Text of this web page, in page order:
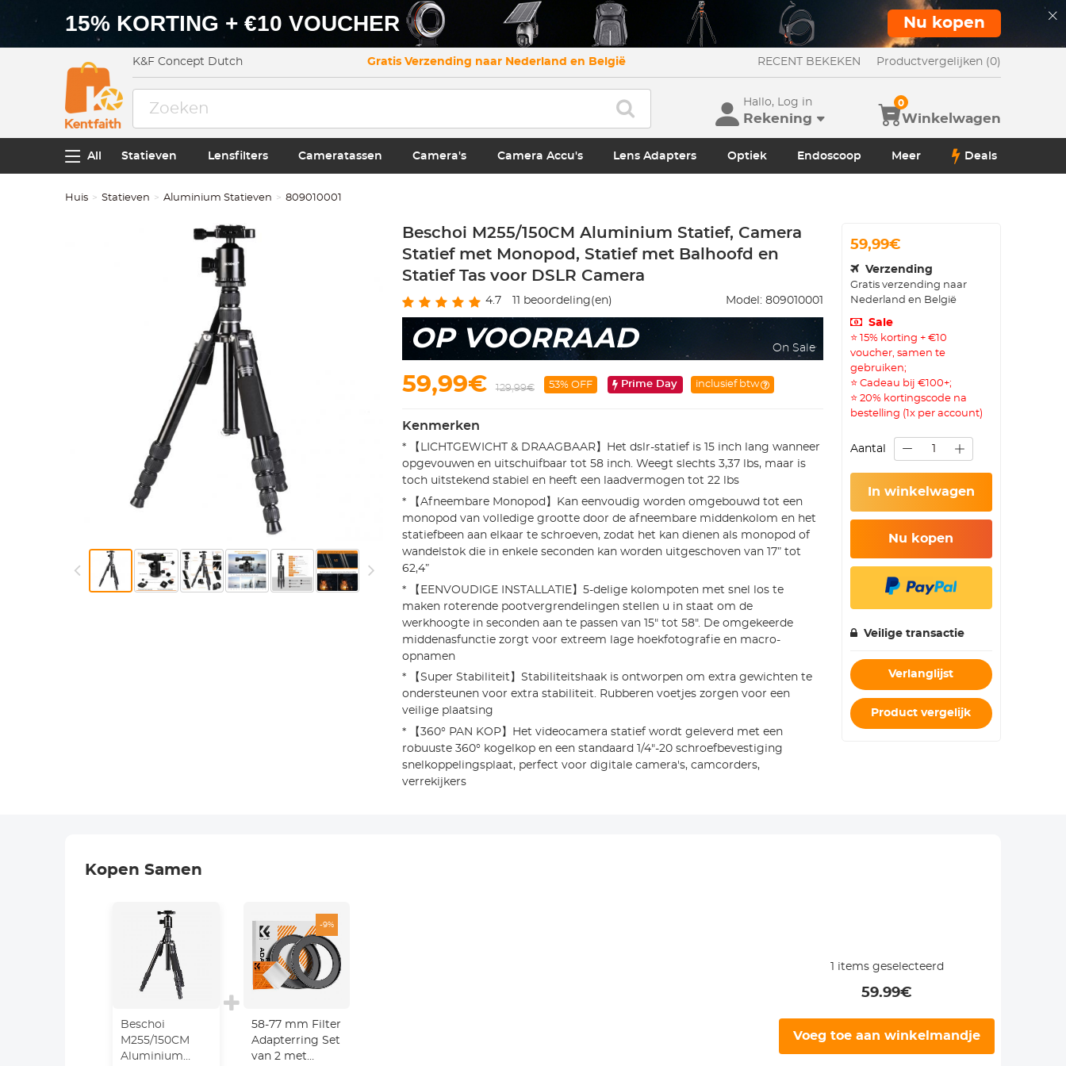
15% KORTING + €10 VOUCHER Nu kopen
K&F Concept Dutch Gratis Verzending naar Nederland en België RECENT BEKEKEN Productvergelijken (0)
Hallo, Log in
Rekening Winkelwagen
0
All Statieven Lensfilters Cameratassen Camera's Camera Accu's Lens Adapters Optiek Endoscoop Meer Deals
Huis Statieven Aluminium Statieven 809010001
Beschoi M255/150CM Aluminium Statief, Camera
Statief met Monopod, Statief met Balhoofd en
Statief Tas voor DSLR Camera
4.7 beoordeling(en) Model: 809010001
OP VOORRAAD On Sale
59,99€ 129,99€ 53% OFF Prime Day inclusief btw
Kenmerken
* 【LICHTGEWICHT & DRAAGBAAR】Het dslr-statief is 15 inch lang wanneer
opgevouwen en uitschuifbaar tot 58 inch. Weegt slechts 3,37 lbs, maar is
toch uitstekend stabiel en heeft een laadvermogen tot 22 lbs
* 【Afneembare Monopod】Kan eenvoudig worden omgebouwd tot een
monopod van volledige grootte door de afneembare middenkolom en het
statiefbeen aan elkaar te schroeven, zodat het kan dienen als monopod of
wandelstok die in enkele seconden kan worden uitgeschoven van 17” tot
62,4”
* 【EENVOUDIGE INSTALLATIE】5-delige kolompoten met snel los te
maken roterende pootvergrendelingen stellen u in staat om de
werkhoogte in seconden aan te passen van 15" tot 58". De omgekeerde
middenasfunctie zorgt voor extreem lage hoekfotografie en macro-
opnamen
* 【Super Stabiliteit】Stabiliteitshaak is ontworpen om extra gewichten te
ondersteunen voor extra stabiliteit. Rubberen voetjes zorgen voor een
veilige plaatsing
* 【360° PAN KOP】Het videocamera statief wordt geleverd met een
robuuste 360° kogelkop en een standaard 1/4"-20 schroefbevestiging
snelkoppelingsplaat, perfect voor digitale camera's, camcorders,
verrekijkers
59,99€
Verzending
Gratis verzending naar
Nederland en België
Sale
⭐ 15% korting + €10
voucher, samen te
gebruiken;
⭐ Cadeau bij €100+;
⭐ 20% kortingscode na
bestelling (1x per account)
Aantal
In winkelwagen
Nu kopen
Veilige transactie
Verlanglijst
Product vergelijk
Kopen Samen
Beschoi
M255/150CM
Aluminium
-9%
58-77 mm Filter
Adapterring Set
van 2 met
1 items geselecteerd
59.99€
Voeg toe aan winkelmandje